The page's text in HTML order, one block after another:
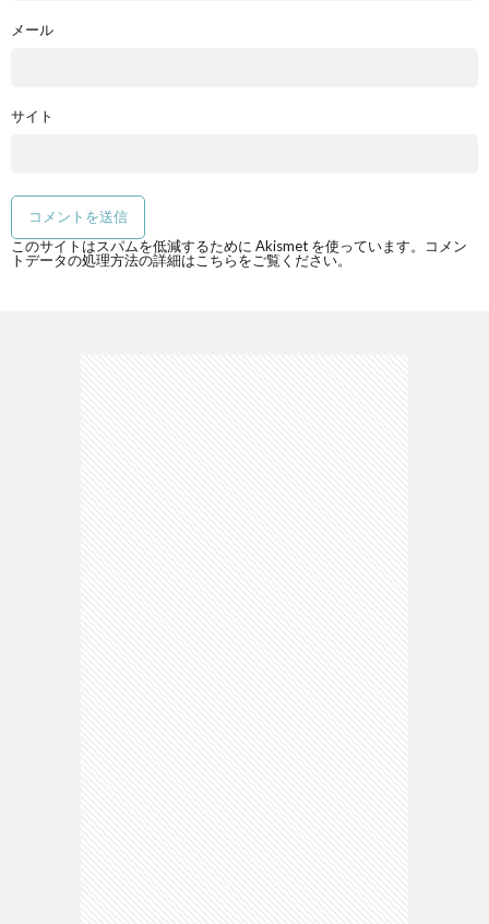
メール
サイト
このサイトはスパムを低減するために Akismet を使っています。
コメン
トデータの処理方法の詳細はこちらをご覧ください。